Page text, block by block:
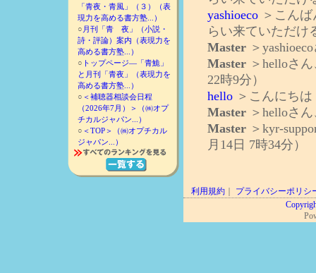
「青夜・青風」（３）（表
現力を高める書方塾...）
○ 月刊「青 夜」（小説・
詩・評論）案内（表現力を
高める書方塾...）
○ トップページ―「青鮠」
と月刊「青夜」（表現力を
高める書方塾...）
○ ＜補聴器相談会日程
（2026年7月）＞（㈱オプ
チカルジャパン...）
○ ＜TOP＞（㈱オプチカル
ジャパン...）
利用規約
プライバシーポリシ